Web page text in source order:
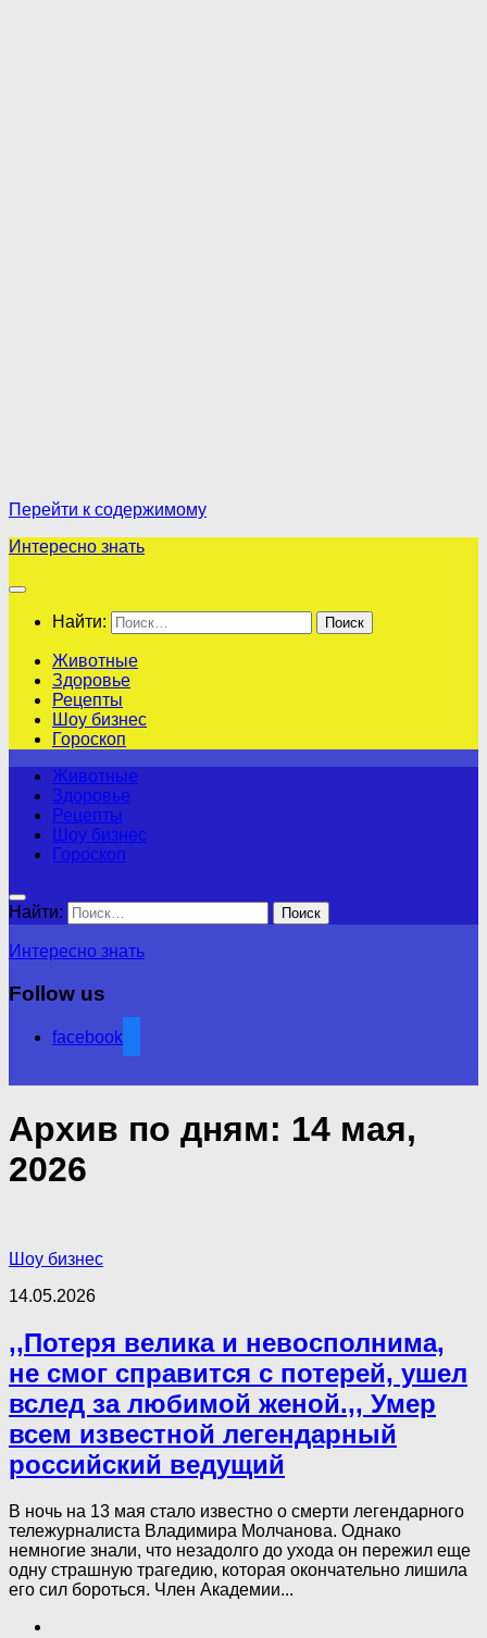
Перейти к содержимому
Интересно знать
Найти:
Животные
Здоровье
Рецепты
Шоу бизнес
Гороскоп
Животные
Здоровье
Рецепты
Шоу бизнес
Гороскоп
Найти:
Интересно знать
Follow us
facebook
Архив по дням: 14 мая,
2026
Шоу бизнес
14.05.2026
,,Потеря велика и невосполнима,
не смог справится с потерей, ушел
вслед за любимой женой.,, Умер
всем известной легендарный
российский ведущий
В ночь на 13 мая стало известно о смерти легендарного
тележурналиста Владимира Молчанова. Однако
немногие знали, что незадолго до ухода он пережил еще
одну страшную трагедию, которая окончательно лишила
его сил бороться. Член Академии...